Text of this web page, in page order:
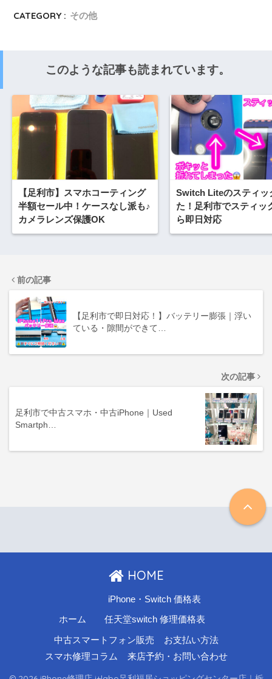
CATEGORY : その他
このような記事も読まれています。
【足利市】スマホコーティング
半額セール中！ケースなし派も♪
カメラレンズ保護OK
Switch Liteのスティッ
た！足利市でスティッ
ら即日対応
前の記事
【足利市で即日対応！】バッテリー膨張｜浮い
ている・隙間ができて…
次の記事
足利市で中古スマホ・中古iPhone｜Used
Smartph…
HOME
ホーム
iPhone・Switch 価格表
任天堂switch 修理価格表
中古スマートフォン販売
お支払い方法
スマホ修理コラム
来店予約・お問い合わせ